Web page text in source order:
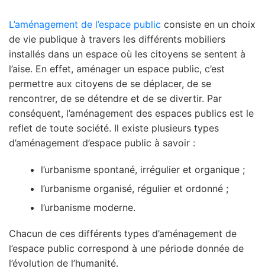
L’aménagement de l’espace public consiste en un choix
de vie publique à travers les différents mobiliers
installés dans un espace où les citoyens se sentent à
l’aise. En effet, aménager un espace public, c’est
permettre aux citoyens de se déplacer, de se
rencontrer, de se détendre et de se divertir. Par
conséquent, l’aménagement des espaces publics est le
reflet de toute société. Il existe plusieurs types
d’aménagement d’espace public à savoir :
l’urbanisme spontané, irrégulier et organique ;
l’urbanisme organisé, régulier et ordonné ;
l’urbanisme moderne.
Chacun de ces différents types d’aménagement de
l’espace public correspond à une période donnée de
l’évolution de l’humanité.